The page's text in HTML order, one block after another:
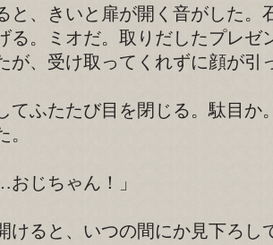
と、きいと扉が開く音がした。
る。ミオだ。取りだしたプレゼ
が、受け取ってくれずに顔が引
てふたたび目を閉じる。駄目か
。
じちゃん！」
けると、いつの間にか見下ろし